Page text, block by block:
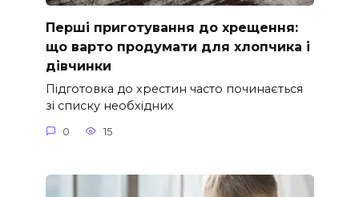
Перші приготування до хрещення:
що варто продумати для хлопчика і
дівчинки
Підготовка до хрестин часто починається
зі списку необхідних
0 15